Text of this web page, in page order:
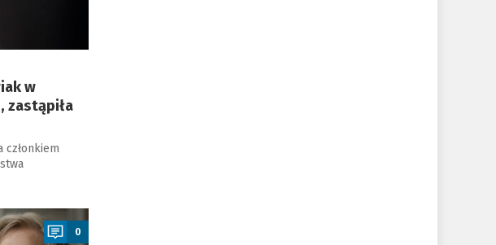
w
zastąpiła
członkiem
0